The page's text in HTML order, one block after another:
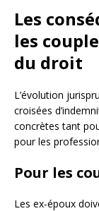
Les
les
du droit
L’évolution
croisées
concrètes tant
pour les
Pour les
Les ex-époux